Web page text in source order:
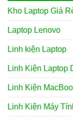
Kho Laptop Giá
Laptop Lenovo
Linh kiện Laptop
Linh Kiện Laptop
Linh Kiện
Linh Kiện Máy